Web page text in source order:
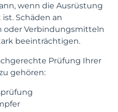
wenn die Ausrüstung
Schäden an
oder Verbindungsmitteln
beeinträchtigen.
Prüfung Ihrer
gehören: